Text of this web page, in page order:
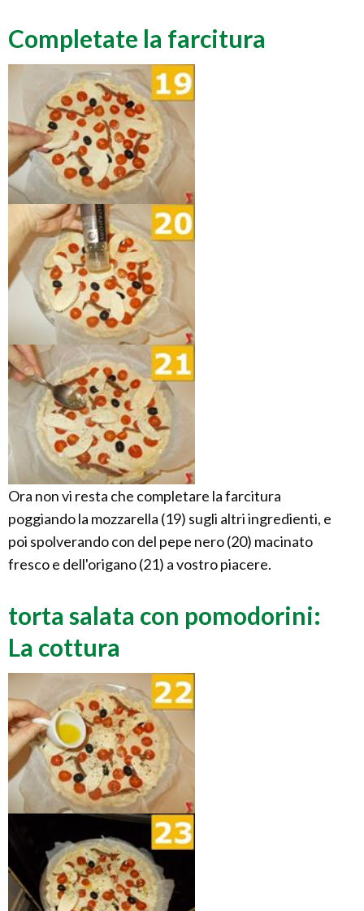
Completate la farcitura
Ora non vi resta che completare la farcitura
poggiando la mozzarella (19) sugli altri ingredienti, e
poi spolverando con del pepe nero (20) macinato
fresco e dell'origano (21) a vostro piacere.
torta salata con pomodorini:
La cottura